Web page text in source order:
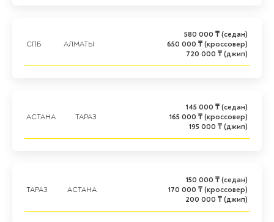
СПБ АЛМАТЫ
580 000 ₸ (седан)
650 000 ₸ (кроссовер)
720 000 ₸ (джип)
АСТАНА ТАРАЗ
145 000 ₸ (седан)
165 000 ₸ (кроссовер)
195 000 ₸ (джип)
ТАРАЗ АСТАНА
150 000 ₸ (седан)
170 000 ₸ (кроссовер)
200 000 ₸ (джип)